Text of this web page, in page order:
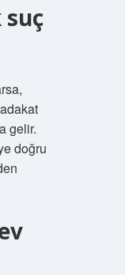
gelir.
doğru